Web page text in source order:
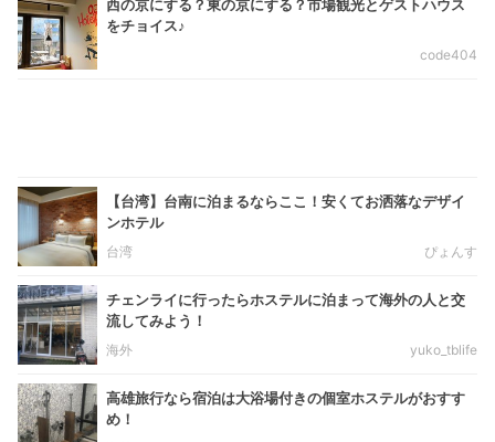
西の京にする？東の京にする？市場観光とゲストハウス
をチョイス♪
code404
【台湾】台南に泊まるならここ！安くてお洒落なデザイ
ンホテル
台湾
ぴょんす
チェンライに行ったらホステルに泊まって海外の人と交
流してみよう！
海外
yuko_tblife
高雄旅行なら宿泊は大浴場付きの個室ホステルがおすす
め！